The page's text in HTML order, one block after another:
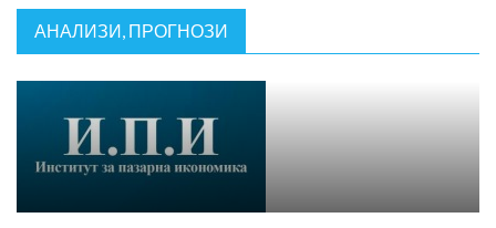
АНАЛИЗИ, ПРОГНОЗИ